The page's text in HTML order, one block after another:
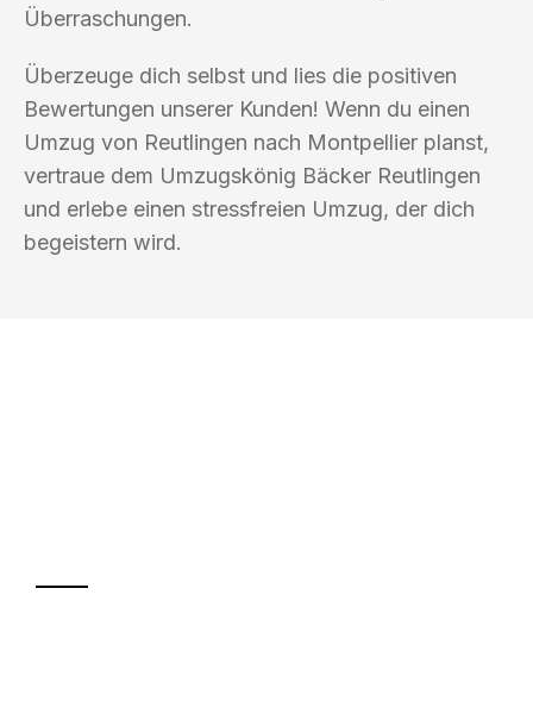
Überraschungen.
Überzeuge dich selbst und lies die positiven
Bewertungen unserer Kunden! Wenn du einen
Umzug von Reutlingen nach Montpellier planst,
vertraue dem Umzugskönig Bäcker Reutlingen
und erlebe einen stressfreien Umzug, der dich
begeistern wird.